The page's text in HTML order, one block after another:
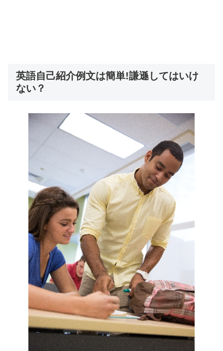
英語自己紹介例文は簡単!謙遜してはいけ
ない？